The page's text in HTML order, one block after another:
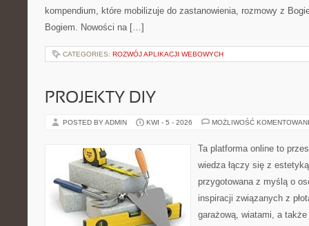
kompendium, które mobilizuje do zastanowienia, rozmowy z
Bogiem. Nowości na […]
CATEGORIES: ROZWÓJ APLIKACJI WEBOWYCH
PROJEKTY DIY
POSTED BY ADMIN KWI - 5 - 2026 MOŻLIWOŚĆ
Ta platforma online to
wiedza łączy się z
przygotowana z myślą o
inspiracji związanych z
garażową, wiatami, a